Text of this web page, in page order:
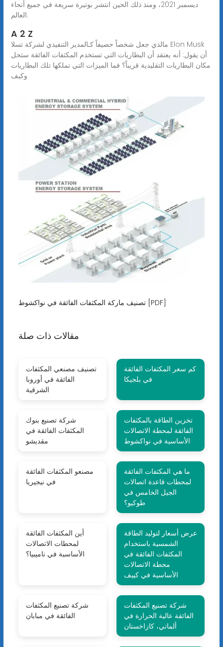
ديسمبر 2021، ومنذ ذلك الحين انتشر بوتيرة سريعة في جميع أنحاء
العالم.
A 2 Z
مالذي جعل شخصاً حصيفاً كـالمدير التنفيذي لشركة تسلا Elon Musk
أن يقول: أنه يعتقد أن البطاريات التي تستخدم المكثفات الفائقة ستحل
مكان البطاريات التقليدية قريباً؟ فما الميزات التي تملكها تلك البطاريات
وكيف
تصنيف ماركة المكثفات الفائقة في نواكشوط [PDF]
مقالات ذات صلة
تصنيف مصنعي المكثفات
الفائقة في أوروبا
الشرقية
كم سعر المكثفات الفائقة
في بلجيكا
شركة تصنيع بنوك
المكثفات الفائقة في
مقديشو
تخزين الطاقة بالمكثفات
الفائقة لمحطة الاتصالات
الأساسية في نواكشوط
مصنعو المكثفات الفائقة
في نيجيريا
ما هي المكثفات الفائقة
لمحطات قاعدة اتصالات
الجيل الخامس في
طوكيو؟
أين المكثفات الفائقة
لمحطات الاتصالات
الأساسية في ناميبيا؟
عرض أسعار لتوليد الطاقة
الشمسية باستخدام
المكثفات الفائقة في
محطة الاتصالات
الأساسية في كييف
شركة تصنيع المكثفات
الفائقة في مبابان
شركة تصنيع المكثفات
الفائقة عالية الحرارة في
ألماتي، كازاخستان